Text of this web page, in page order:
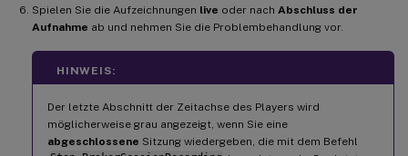
Spielen Sie die Aufzeichnungen live oder nach Abschluss der
Aufnahme ab und nehmen Sie die Problembehandlung vor.
HINWEIS:
Der letzte Abschnitt der Zeitachse des Players wird
möglicherweise grau angezeigt, wenn Sie eine
abgeschlossene Sitzung wiedergeben, die mit dem Befehl